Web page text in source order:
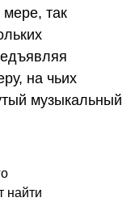
мере, так
на чьих
музыкальный
найти